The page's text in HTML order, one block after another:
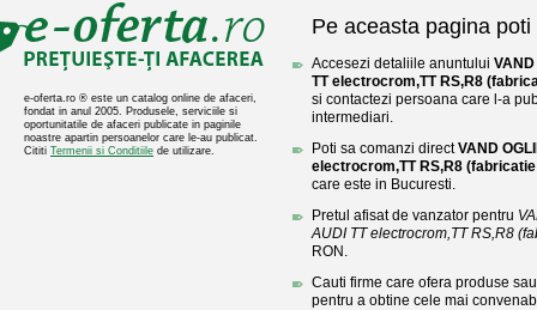
e-oferta.ro ® este un catalog online de afaceri,
fondat in anul 2005. Produsele, serviciile si
oportunitatile de afaceri publicate in paginile
noastre apartin persoanelor care le-au publicat.
Cititi Termenii si Conditiile de utilizare.
Pe aceasta pagina poti
Accesezi detaliile anuntului
TT electrocrom,TT RS,R8
si contactezi persoana care l-a
intermediari.
Poti sa comanzi directVAND
electrocrom,TT RS,R8
care este in Bucuresti.
Pretul afisat de vanzator pentru
AUDI TT electrocrom,TT RS,R8
RON.
Cauti firme care ofera produse
pentru a obtine cele mai